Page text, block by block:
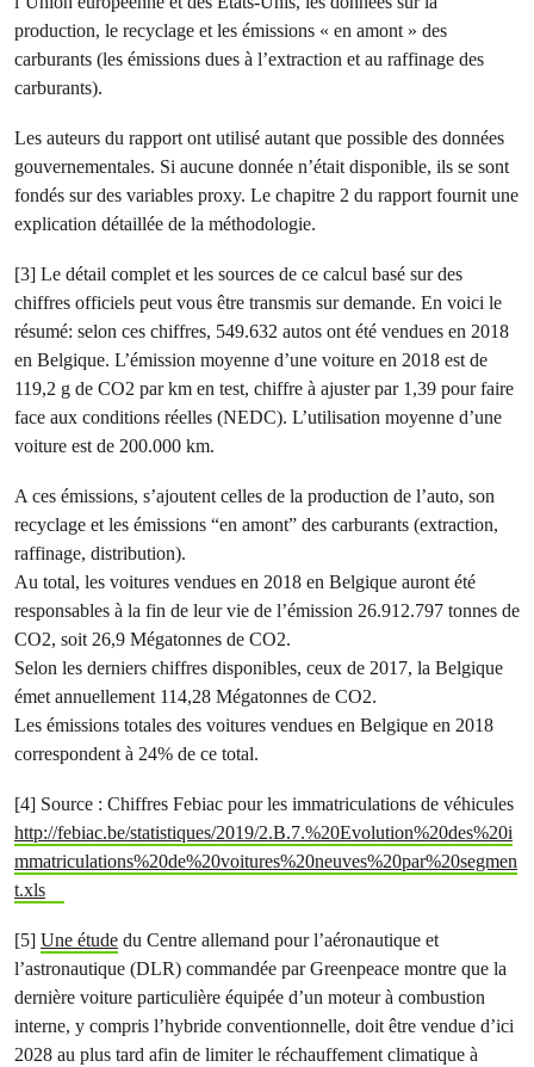
production, le recyclage et les émissions « en amont » des
carburants (les émissions dues à l’extraction et au raffinage des
carburants).
Les auteurs du rapport ont utilisé autant que possible des données
gouvernementales. Si aucune donnée n’était disponible, ils se sont
fondés sur des variables proxy. Le chapitre 2 du rapport fournit une
explication détaillée de la méthodologie.
[3] Le détail complet et les sources de ce calcul basé sur des
chiffres officiels peut vous être transmis sur demande. En voici le
résumé: selon ces chiffres, 549.632 autos ont été vendues en 2018
en Belgique. L’émission moyenne d’une voiture en 2018 est de
119,2 g de CO2 par km en test, chiffre à ajuster par 1,39 pour faire
face aux conditions réelles (NEDC). L’utilisation moyenne d’une
voiture est de 200.000 km.
A ces émissions, s’ajoutent celles de la production de l’auto, son
recyclage et les émissions “en amont” des carburants (extraction,
raffinage, distribution).
Au total, les voitures vendues en 2018 en Belgique auront été
responsables à la fin de leur vie de l’émission 26.912.797 tonnes de
CO2, soit 26,9 Mégatonnes de CO2.
Selon les derniers chiffres disponibles, ceux de 2017, la Belgique
émet annuellement 114,28 Mégatonnes de CO2.
Les émissions totales des voitures vendues en Belgique en 2018
correspondent à 24% de ce total.
[4] Source : Chiffres Febiac pour les immatriculations de véhicules
http://febiac.be/statistiques/2019/2.B.7.%20Evolution%20des%20i
mmatriculations%20de%20voitures%20neuves%20par%20segmen
t.xls
[5] Une étude du Centre allemand pour l’aéronautique et
l’astronautique (DLR) commandée par Greenpeace montre que la
dernière voiture particulière équipée d’un moteur à combustion
interne, y compris l’hybride conventionnelle, doit être vendue d’ici
2028 au plus tard afin de limiter le réchauffement climatique à